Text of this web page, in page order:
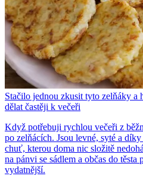
Stačilo jednou zkusit tyto zelňáky a
dělat častěji k večeři
Když potřebuji rychlou večeři z
po zelňácích. Jsou levné, syté a
chuť, kterou doma nic složitě
na pánvi se sádlem a občas do
vydatnější.